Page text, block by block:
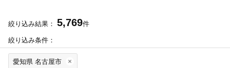
絞り込み結果： 5,769件
絞り込み条件：
愛知県 名古屋市